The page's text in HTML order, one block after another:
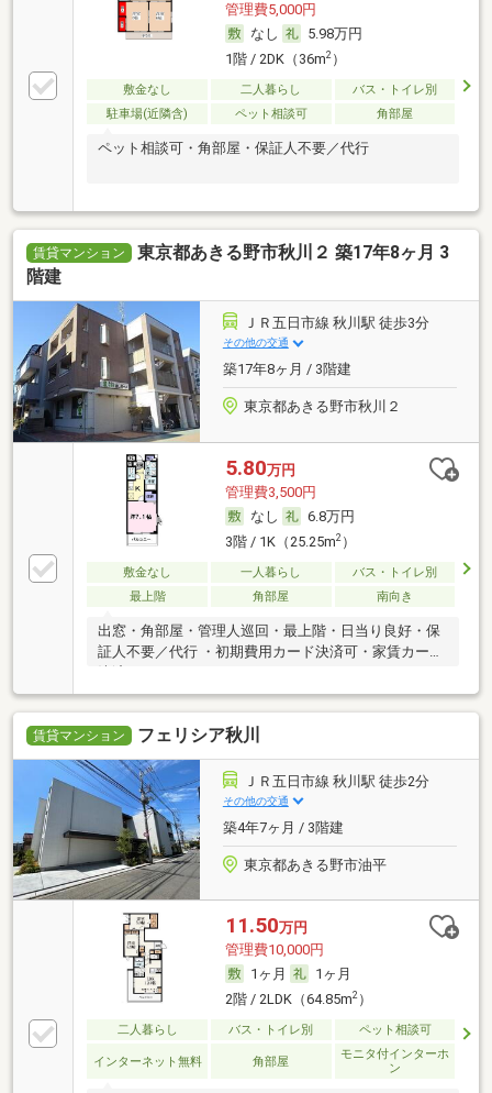
管理費5,000円
なし
5.98万円
1階 / 2DK（36m2）
敷金なし 二人暮らし
バス・トイレ別
駐車場(近隣含)
ペット相談可 角部屋
ペット相談可・角部屋・保証人不要／代行
賃貸マンション
東京都あきる野市秋川２ 築17年8ヶ月 3
階建
ＪＲ五日市線 秋川駅 徒歩3分
その他の交通
築17年8ヶ月 / 3階建
東京都あきる野市秋川２
5.80万円
管理費3,500円
なし
6.8万円
3階 / 1K（25.25m2）
敷金なし 一人暮らし
バス・トイレ別
最上階
角部屋 南向き
出窓・角部屋・管理人巡回・最上階・日当り良好・保
証人不要／代行 ・初期費用カード決済可・家賃カード
賃貸マンション フェリシア秋川
ＪＲ五日市線 秋川駅 徒歩2分
その他の交通
築4年7ヶ月 / 3階建
東京都あきる野市油平
11.50万円
管理費10,000円
1ヶ月
1ヶ月
2階 / 2LDK（64.85m2）
二人暮らし バス・トイレ別 ペット相談可
インターネット無料 角部屋
モニタ付インターホ
ン